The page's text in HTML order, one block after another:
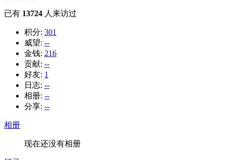
已有 13724 人来访过
积分: 301
威望: --
金钱: 216
贡献: --
好友: 1
日志: --
相册: --
分享: --
相册
现在还没有相册